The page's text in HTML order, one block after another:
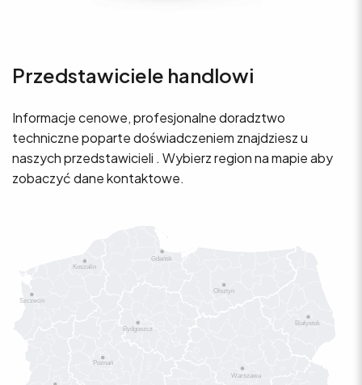
Przedstawiciele handlowi
Informacje cenowe, profesjonalne doradztwo
techniczne poparte doświadczeniem znajdziesz u
naszych przedstawicieli . Wybierz region na mapie aby
zobaczyć dane kontaktowe.
Gdańsk
Koszalin
Szczecin
Bydgoszcz
Poznań
Warszawa
Olsztyn
Białystok